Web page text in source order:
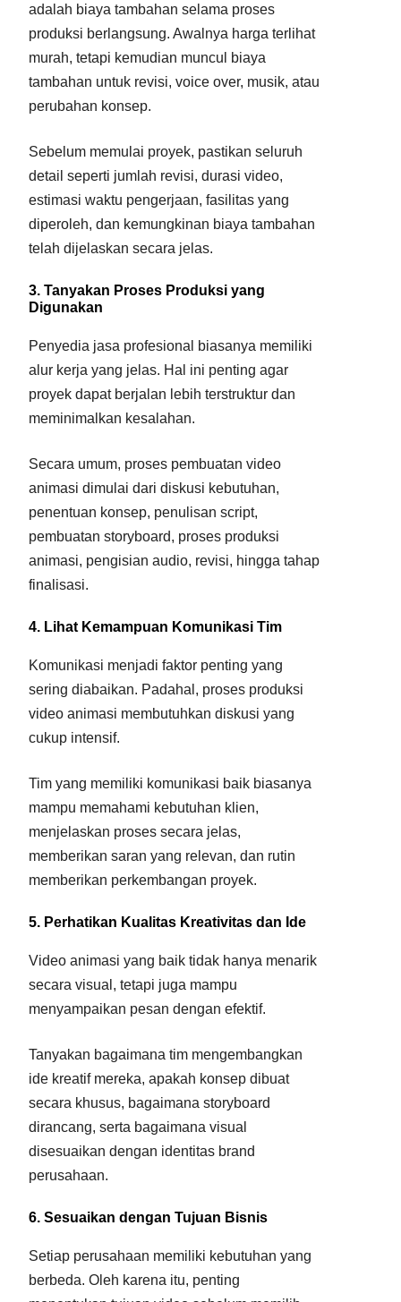
adalah biaya tambahan selama proses
produksi berlangsung. Awalnya harga terlihat
murah, tetapi kemudian muncul biaya
tambahan untuk revisi, voice over, musik, atau
perubahan konsep.
Sebelum memulai proyek, pastikan seluruh
detail seperti jumlah revisi, durasi video,
estimasi waktu pengerjaan, fasilitas yang
diperoleh, dan kemungkinan biaya tambahan
telah dijelaskan secara jelas.
3. Tanyakan Proses Produksi yang
Digunakan
Penyedia jasa profesional biasanya memiliki
alur kerja yang jelas. Hal ini penting agar
proyek dapat berjalan lebih terstruktur dan
meminimalkan kesalahan.
Secara umum, proses pembuatan video
animasi dimulai dari diskusi kebutuhan,
penentuan konsep, penulisan script,
pembuatan storyboard, proses produksi
animasi, pengisian audio, revisi, hingga tahap
finalisasi.
4. Lihat Kemampuan Komunikasi Tim
Komunikasi menjadi faktor penting yang
sering diabaikan. Padahal, proses produksi
video animasi membutuhkan diskusi yang
cukup intensif.
Tim yang memiliki komunikasi baik biasanya
mampu memahami kebutuhan klien,
menjelaskan proses secara jelas,
memberikan saran yang relevan, dan rutin
memberikan perkembangan proyek.
5. Perhatikan Kualitas Kreativitas dan Ide
Video animasi yang baik tidak hanya menarik
secara visual, tetapi juga mampu
menyampaikan pesan dengan efektif.
Tanyakan bagaimana tim mengembangkan
ide kreatif mereka, apakah konsep dibuat
secara khusus, bagaimana storyboard
dirancang, serta bagaimana visual
disesuaikan dengan identitas brand
perusahaan.
6. Sesuaikan dengan Tujuan Bisnis
Setiap perusahaan memiliki kebutuhan yang
berbeda. Oleh karena itu, penting